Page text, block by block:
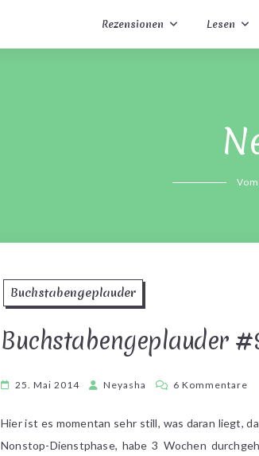
Rezensionen Lesen
Buchstabengeplauder
Buchstabengeplauder
25. Mai 2014 Neyasha 6 Kommentare
#9
Hier ist es momentan sehr still, was daran liegt,
Nonstop-Dienstphase, habe 3 Wochen